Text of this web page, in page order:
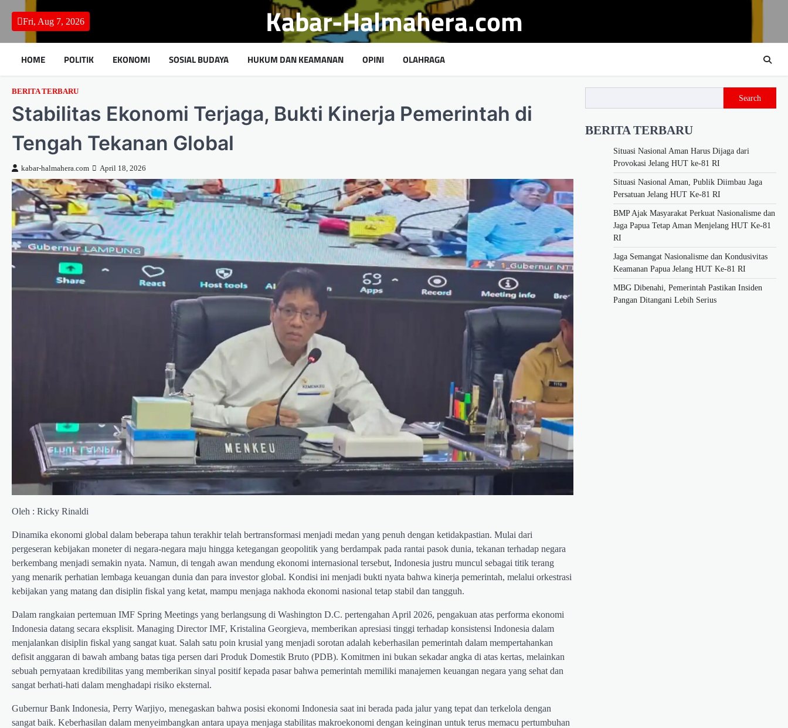
content
Fri, Aug 7, 2026 Kabar-Halmahera.com
HOME POLITIK EKONOMI SOSIAL BUDAYA HUKUM DAN KEAMANAN OPINI OLAHRAGA
BERITA TERBARU
Stabilitas Ekonomi Terjaga, Bukti Kinerja Pemerintah di
Tengah Tekanan Global
kabar-halmahera.com April 18, 2026
Oleh : Ricky Rinaldi
Dinamika ekonomi global dalam beberapa tahun terakhir telah bertransformasi menjadi medan yang penuh dengan ketidakpastian. Mulai dari
pergeseran kebijakan moneter di negara-negara maju hingga ketegangan geopolitik yang berdampak pada rantai pasok dunia, tekanan terhadap negara
berkembang menjadi semakin nyata. Namun, di tengah awan mendung ekonomi internasional tersebut, Indonesia justru muncul sebagai titik terang
yang menarik perhatian lembaga keuangan dunia dan para investor global. Kondisi ini menjadi bukti nyata bahwa kinerja pemerintah, melalui orkestrasi
kebijakan yang matang dan disiplin fiskal yang ketat, mampu menjaga nakhoda ekonomi nasional tetap stabil dan tangguh.
Dalam rangkaian pertemuan IMF Spring Meetings yang berlangsung di Washington D.C. pertengahan April 2026, pengakuan atas performa ekonomi
Indonesia datang secara eksplisit. Managing Director IMF, Kristalina Georgieva, memberikan apresiasi tinggi terhadap konsistensi Indonesia dalam
menjalankan disiplin fiskal yang sangat kuat. Salah satu poin krusial yang menjadi sorotan adalah keberhasilan pemerintah dalam mempertahankan
defisit anggaran di bawah ambang batas tiga persen dari Produk Domestik Bruto (PDB). Komitmen ini bukan sekadar angka di atas kertas, melainkan
sebuah pernyataan kredibilitas yang memberikan sinyal positif kepada pasar bahwa pemerintah memiliki manajemen keuangan negara yang sehat dan
sangat berhati-hati dalam menghadapi risiko eksternal.
Gubernur Bank Indonesia, Perry Warjiyo, menegaskan bahwa posisi ekonomi Indonesia saat ini berada pada jalur yang tepat dan terkelola dengan
sangat baik. Keberhasilan dalam menyeimbangkan antara upaya menjaga stabilitas makroekonomi dengan keinginan untuk terus memacu pertumbuhan
Search
BERITA TERBARU
Situasi Nasional Aman Harus Dijaga dari
Provokasi Jelang HUT ke-81 RI
Situasi Nasional Aman, Publik Diimbau Jaga
Persatuan Jelang HUT Ke-81 RI
BMP Ajak Masyarakat Perkuat Nasionalisme dan
Jaga Papua Tetap Aman Menjelang HUT Ke-81
RI
Jaga Semangat Nasionalisme dan Kondusivitas
Keamanan Papua Jelang HUT Ke-81 RI
MBG Dibenahi, Pemerintah Pastikan Insiden
Pangan Ditangani Lebih Serius